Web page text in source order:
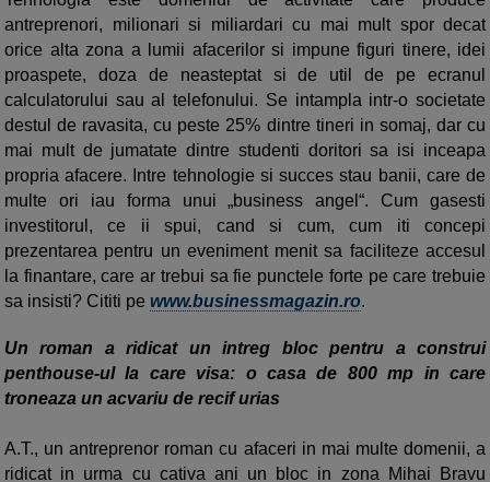
antreprenori, milionari si miliardari cu mai mult spor decat
orice alta zona a lumii afacerilor si impune figuri tinere, idei
proaspete, doza de neasteptat si de util de pe ecranul
calculatorului sau al telefonului. Se intampla intr-o societate
destul de ravasita, cu peste 25% dintre tineri in somaj, dar cu
mai mult de jumatate dintre studenti doritori sa isi inceapa
propria afacere. Intre tehnologie si succes stau banii, care de
multe ori iau forma unui „business angel“. Cum gasesti
investitorul, ce ii spui, cand si cum, cum iti concepi
prezentarea pentru un eveniment menit sa faciliteze accesul
la finantare, care ar trebui sa fie punctele forte pe care trebuie
sa insisti? Cititi pe www.businessmagazin.ro.
Un roman a ridicat un intreg bloc pentru a construi
penthouse-ul la care visa: o casa de 800 mp in care
troneaza un acvariu de recif urias
A.T., un antreprenor roman cu afaceri in mai multe domenii, a
ridicat in urma cu cativa ani un bloc in zona Mihai Bravu